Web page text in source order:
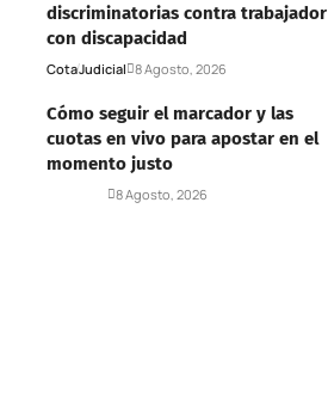
discriminatorias contra trabajador
con discapacidad
CotaJudicial 8 Agosto, 2026
Cómo seguir el marcador y las
cuotas en vivo para apostar en el
momento justo
8 Agosto, 2026